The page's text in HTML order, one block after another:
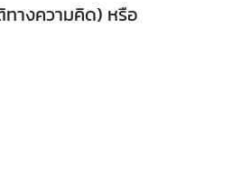
ทางความคิด) หรือ